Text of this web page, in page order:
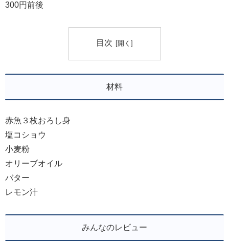
300円前後
目次
材料
赤魚３枚おろし身
塩コショウ
小麦粉
オリーブオイル
バター
レモン汁
みんなのレビュー